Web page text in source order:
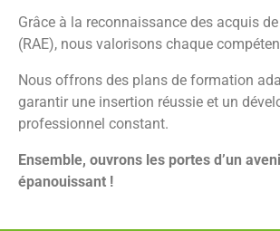
Grâce à la reconnaissance des acquis de
(RAE), nous valorisons chaque
Nous offrons des plans de formation
garantir une insertion réussie et un
professionnel constant.
Ensemble, ouvrons les portes d’un
épanouissant !